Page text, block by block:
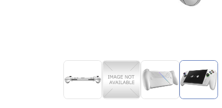
Item
of
4